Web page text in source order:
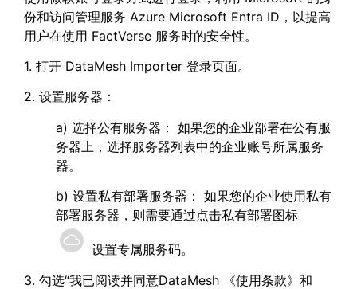
份和访问管理服务 Azure Microsoft Entra ID，以提高
用户在使用 FactVerse 服务时的安全性。
1. 打开 DataMesh Importer 登录页面。
2. 设置服务器：
a) 选择公有服务器： 如果您的企业部署在公有服
务器上，选择服务器列表中的企业账号所属服务
器。
b) 设置私有部署服务器： 如果您的企业使用私有
部署服务器，则需要通过点击私有部署图标
设置专属服务码。
3. 勾选“我已阅读并同意DataMesh 《使用条款》和